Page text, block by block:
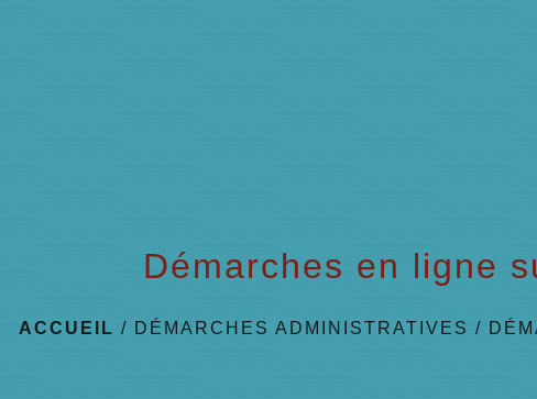
Démarches en ligne
ACCUEIL / DÉMARCHES ADMINISTRATIVES /